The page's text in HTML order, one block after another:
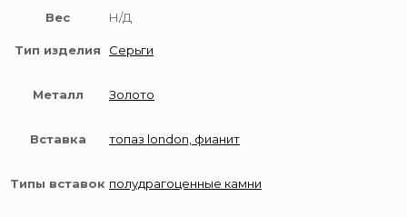
Вес Н/Д
Тип изделия Серьги
Металл Золото
Вставка топаз london, фианит
Типы вставок полудрагоценные камни